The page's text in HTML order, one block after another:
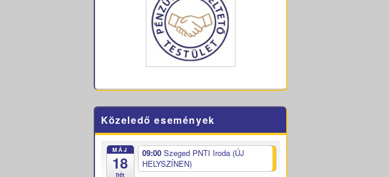
Közeledő események
MÁJ
18
hét
09:00 Szeged PNTI Iroda (ÚJ
HELYSZÍNEN)